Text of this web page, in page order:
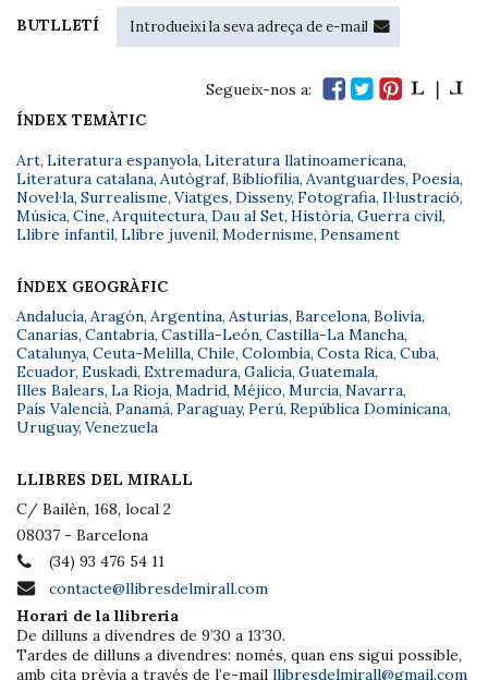
BUTLLETÍ
Segueix-nos a:
ÍNDEX TEMÀTIC
Art, Literatura espanyola, Literatura llatinoamericana,
Literatura catalana, Autògraf, Bibliofília, Avantguardes, Poesia,
Novel·la, Surrealisme, Viatges, Disseny, Fotografia, Il·lustració,
Música, Cine, Arquitectura, Dau al Set, Història, Guerra civil,
Llibre infantil, Llibre juvenil, Modernisme, Pensament
ÍNDEX GEOGRÀFIC
Andalucía, Aragón, Argentina, Asturias, Barcelona, Bolivia,
Canarias, Cantabria, Castilla-León, Castilla-La Mancha,
Catalunya, Ceuta-Melilla, Chile, Colombia, Costa Rica, Cuba,
Ecuador, Euskadi, Extremadura, Galicia, Guatemala,
Illes Balears, La Rioja, Madrid, Méjico, Murcia, Navarra,
País Valencià, Panamá, Paraguay, Perú, República Dominicana,
Uruguay, Venezuela
LLIBRES DEL MIRALL
C/ Bailèn, 168, local 2
08037 - Barcelona
(34) 93 476 54 11
contacte@llibresdelmirall.com
Horari de la llibreria
De dilluns a divendres de 9’30 a 13’30.
Tardes de dilluns a divendres: només, quan ens sigui possible,
amb cita prèvia a través de l’e-mail llibresdelmirall@gmail.com